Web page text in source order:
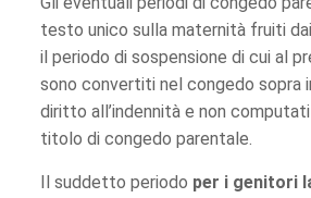
testo unico sulla maternità fruiti
il periodo di sospensione di cui al
sono convertiti nel congedo sopra
diritto all’indennità e non
titolo di congedo parentale.
Il suddetto periodo per i genitori